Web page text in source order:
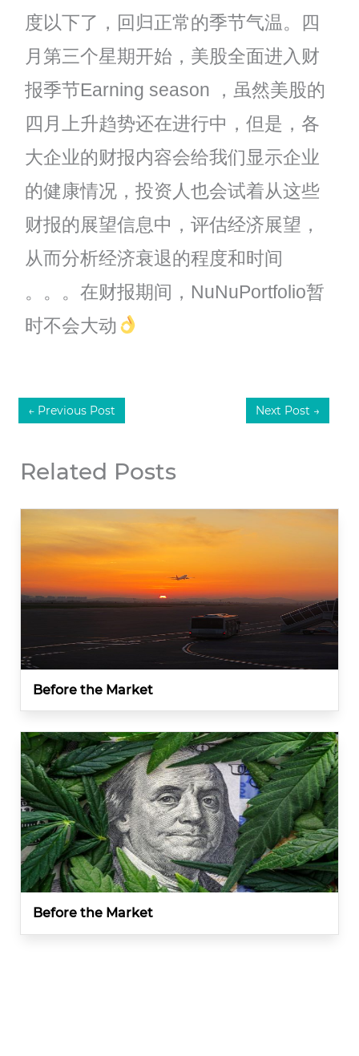
度以下了，回归正常的季节气温。四
月第三个星期开始，美股全面进入财
报季节Earning season ，虽然美股的
四月上升趋势还在进行中，但是，各
大企业的财报内容会给我们显示企业
的健康情况，投资人也会试着从这些
财报的展望信息中，评估经济展望，
从而分析经济衰退的程度和时间
。。。在财报期间，NuNuPortfolio暂
时不会大动
← Previous Post Next Post →
Related Posts
Before the Market
Before the Market